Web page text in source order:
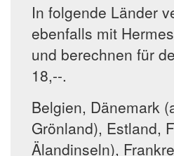
In folgende Länder
ebenfalls mit
und berechnen für
18,--.
Belgien, Dänemark
Grönland), Estland,
Älandinseln),